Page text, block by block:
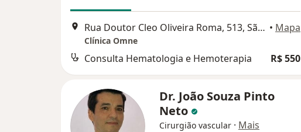
Rua Doutor Cleo Oliveira Roma, 513, São José do Rio Preto • Mapa
Clínica Omne
Consulta Hematologia e Hemoterapia R$ 550
Dr. João Souza Pinto
Neto
Cirurgião vascular · Mais